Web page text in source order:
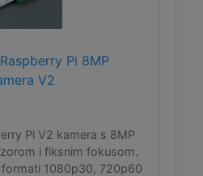
Pi 8MP
V2
Pi V2 kamera s 8MP
i fiksnim fokusom.
1080p30, 720p60